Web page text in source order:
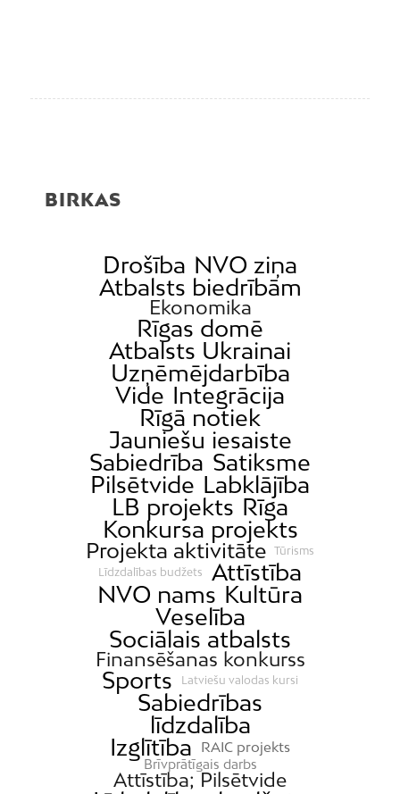
BIRKAS
Drošība NVO ziņa
Atbalsts biedrībām
Ekonomika
Rīgas domē
Atbalsts Ukrainai
Uzņēmējdarbība
Vide Integrācija
Rīgā notiek
Jauniešu iesaiste
Sabiedrība Satiksme
Pilsētvide Labklājība
LB projekts Rīga
Konkursa projekts
Projekta aktivitāte
Tūrisms
Līdzdalības budžets
Attīstība
NVO nams Kultūra
Veselība
Sociālais atbalsts
Finansēšanas konkurss
Sports Latviešu valodas kursi
Sabiedrības
līdzdalība
Izglītība
RAIC projekts
Brīvprātīgais darbs
Attīstība; Pilsētvide